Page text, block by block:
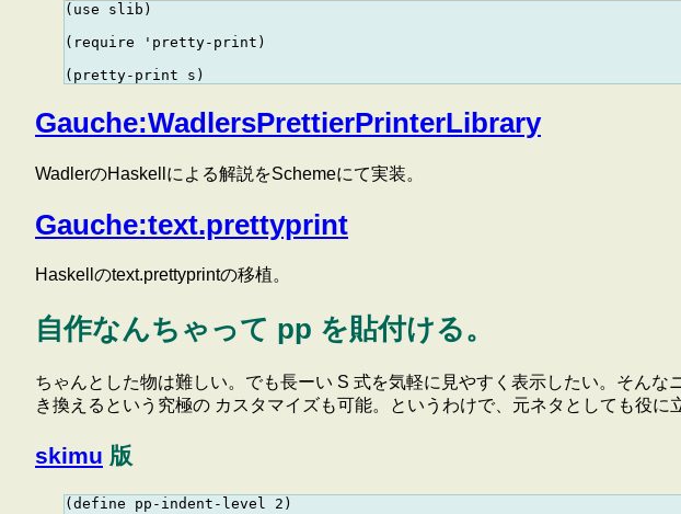
(use slib)
(require 'pretty-print)
Gauche:WadlersPrettierPrinterLibrary
WadlerのHaskellによる解説をSchemeにて実装。
Gauche:text.prettyprint
Haskellのtext.prettyprintの移植。
自作なんちゃって pp を貼付ける。
ちゃんとした物は難しい。でも長ーい S 式を気軽に見やすく表示したい。そん
き換えるという究極の カスタマイズも可能。というわけで、元ネタとしても役に
skimu 版
(define pp-indent-level 2)